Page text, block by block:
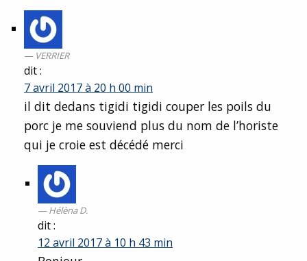
VERRIER
dit :
7 avril 2017 à 20 h 00 min
il dit dedans tigidi tigidi couper les poils du
porc je me souviend plus du nom de l’horiste
qui je croie est décédé merci
Hélèna D.
dit :
12 avril 2017 à 10 h 43 min